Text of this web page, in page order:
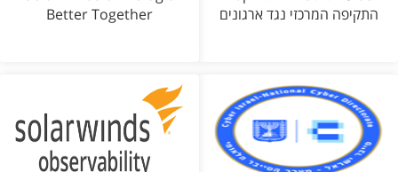
התקיפה המרכזי נגד ארגונים
Better Together